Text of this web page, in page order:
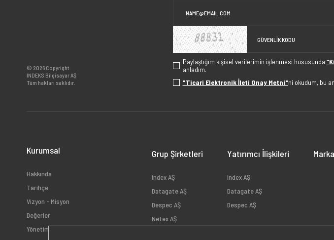
© 2026 Copyright
INDEKS Bilgisayar AŞ
Tüm hakları saklıdır.
Paylaştığım kişisel verilerimin işlenmesi hususunda
anladım.
"Ticari Elektronik İleti Onay Metni"ni okudum, bu
Kurumsal
Hakkında
Tarihçe
Vizyon - Misyon
Değerler
Yönetim
Grup Şirketleri
Index AŞ
Datagate AŞ
Despec AŞ
Netex AŞ
Yatırımcı İlişkileri
Index AŞ
Datagate AŞ
Despec AŞ